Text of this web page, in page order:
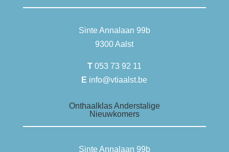
Sinte Annalaan 99b
9300 Aalst
T 053 73 92 11
E info@vtiaalst.be
Onthaalklas Anderstalige
Nieuwkomers
Sinte Annalaan 99b